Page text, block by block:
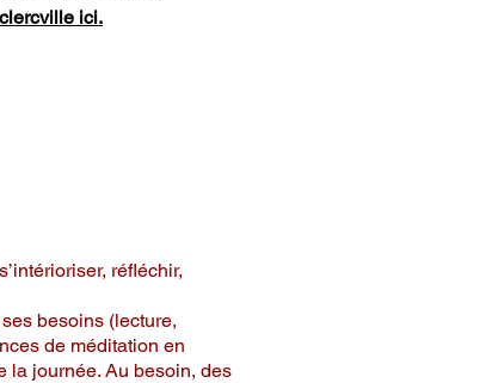
ici.
réfléchir,
besoins (lecture,
de méditation en
la journée. Au besoin, des